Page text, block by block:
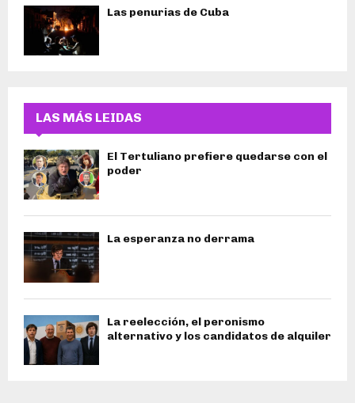
Las penurias de Cuba
LAS MÁS LEIDAS
El Tertuliano prefiere quedarse con el
poder
La esperanza no derrama
La reelección, el peronismo
alternativo y los candidatos de alquiler